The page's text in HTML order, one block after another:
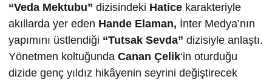
“Veda Mektubu” dizisindeki Hatice karakteriyle
akıllarda yer eden Hande Elaman, İnter Medya’nın
yapımını üstlendiği “Tutsak Sevda” dizisiyle anlaştı.
Yönetmen koltuğunda Canan Çelik‘in oturduğu
dizide genç yıldız hikâyenin seyrini değiştirecek